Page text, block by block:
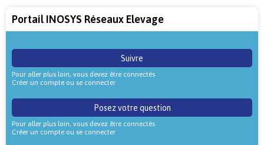
Portail INOSYS Réseaux Elevage
Suivre
Pour aller plus loin, vous devez être connectés
Créer un compte ou se connecter
Posez votre question
Pour aller plus loin, vous devez être connectés
Créer un compte ou se connecter